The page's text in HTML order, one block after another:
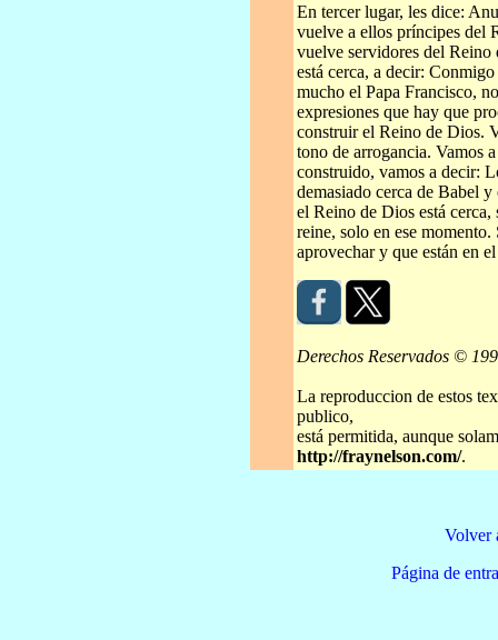
En tercer lugar, les dice:
vuelve a ellos príncipes del
vuelve servidores del
está cerca, a decir:
mucho el Papa Francisco,
expresiones que hay que
construir el Reino de Dios.
tono de arrogancia. Vamos
construido, vamos a decir:
demasiado cerca de Babel
el Reino de Dios está cerca,
reine, solo en ese momento.
aprovechar y que están en
Derechos Reservados ©
La reproduccion de estos
publico,
está permitida, aunque
http://fraynelson.com/.
Volver
Página de